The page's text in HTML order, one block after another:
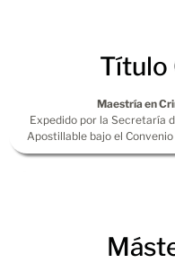
Título
Maestría en
Expedido por la Secretaría
Apostillable bajo el